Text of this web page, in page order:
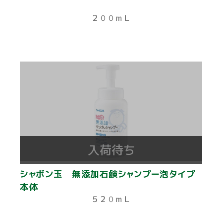
２００ｍＬ
入荷待ち
シャボン玉 無添加石鹸シャンプー泡タイプ
本体
５２０ｍＬ